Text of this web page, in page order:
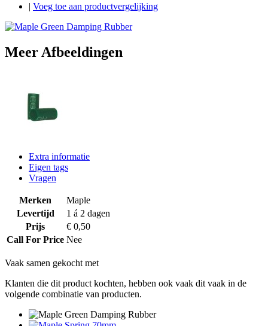
Voeg toe aan productvergelijking
Meer Afbeeldingen
Extra informatie
Eigen tags
Vragen
Merken
Maple
Levertijd
1 á 2 dagen
Prijs
€ 0,50
Call For Price Nee
Vaak samen gekocht met
Klanten die dit product kochten, hebben ook vaak dit vaak in de
volgende combinatie van producten.